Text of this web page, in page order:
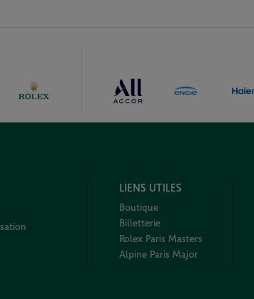
LIENS UTILES
Boutique
Billetterie
Rolex Paris Masters
Alpine Paris Major